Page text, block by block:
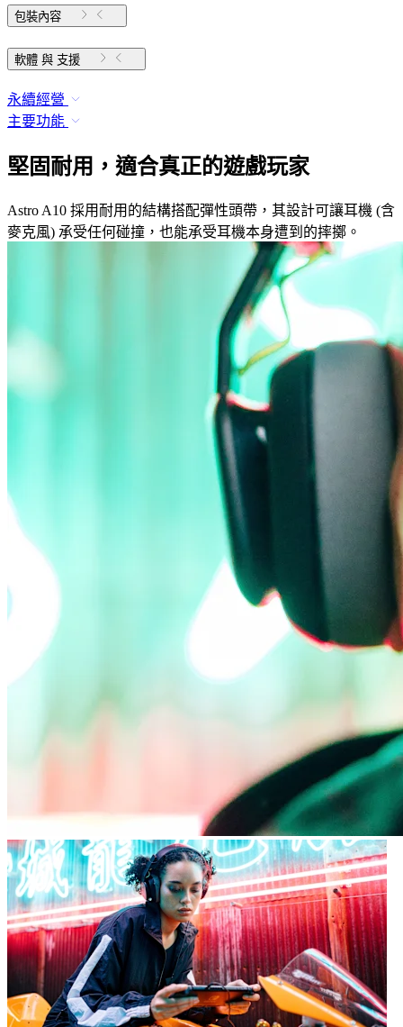
包裝內容
軟體 與 支援
永續經營
主要功能
堅固耐用，適合真正的遊戲玩家
Astro A10 採用耐用的結構搭配彈性頭帶，其設計可讓耳機 (含
麥克風) 承受任何碰撞，也能承受耳機本身遭到的摔擲。